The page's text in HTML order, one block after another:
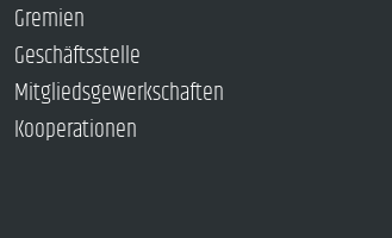
Gremien
Geschäftsstelle
Mitgliedsgewerkschaften
Kooperationen